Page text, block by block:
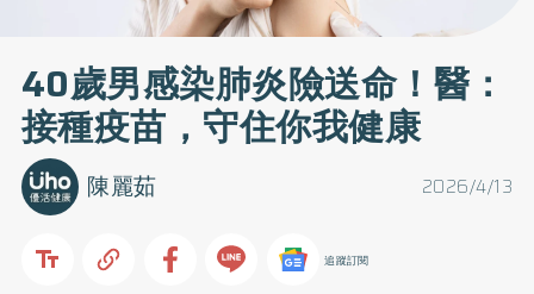
40歲男感染肺炎險送命！醫：
接種疫苗，守住你我健康
2026/4/13
陳麗茹
追蹤訂閱